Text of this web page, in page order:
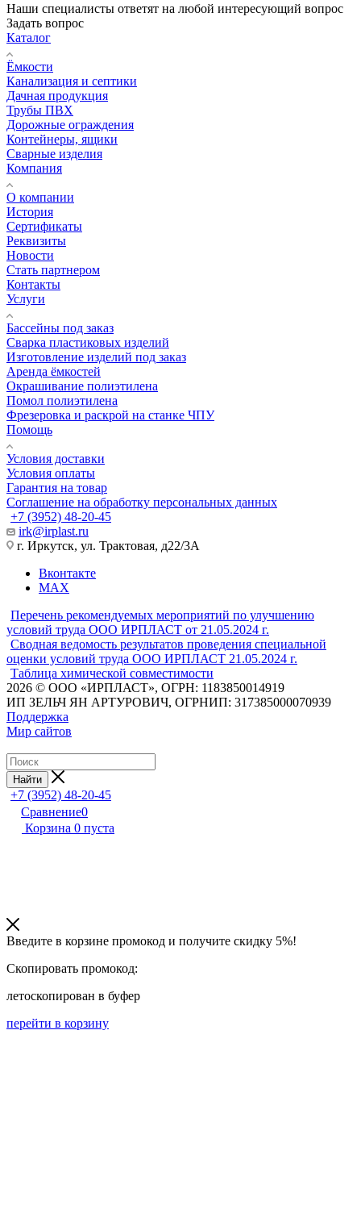
Наши специалисты ответят на любой интересующий вопрос
Задать вопрос
Каталог
Ёмкости
Канализация и септики
Дачная продукция
Трубы ПВХ
Дорожные ограждения
Контейнеры, ящики
Сварные изделия
Компания
О компании
История
Сертификаты
Реквизиты
Новости
Стать партнером
Контакты
Услуги
Бассейны под заказ
Сварка пластиковых изделий
Изготовление изделий под заказ
Аренда ёмкостей
Окрашивание полиэтилена
Помол полиэтилена
Фрезеровка и раскрой на станке ЧПУ
Помощь
Условия доставки
Условия оплаты
Гарантия на товар
Соглашение на обработку персональных данных
+7 (3952) 48-20-45
irk@irplast.ru
г. Иркутск, ул. Трактовая, д22/3А
Вконтакте
MAX
Перечень рекомендуемых мероприятий по улучшению
условий труда ООО ИРПЛАСТ от 21.05.2024 г.
Сводная ведомость результатов проведения специальной
оценки условий труда ООО ИРПЛАСТ 21.05.2024 г.
Таблица химической совместимости
2026 © ООО «ИРПЛАСТ», ОГРН: 1183850014919
ИП ЗЕЛЬЧ ЯН АРТУРОВИЧ, ОГРНИП: 317385000070939
Поддержка
Мир сайтов
Найти
+7 (3952) 48-20-45
Сравнение0
Корзина 0 пуста
Введите в корзине промокод и получите скидку 5%!
Скопировать промокод:
летоскопирован в буфер
перейти в корзину